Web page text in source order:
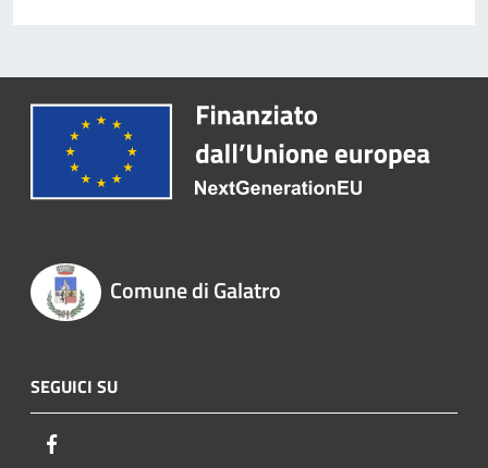
Comune di Galatro
SEGUICI SU